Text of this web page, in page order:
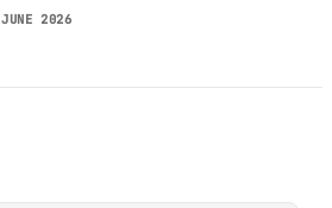
JUNE 2026